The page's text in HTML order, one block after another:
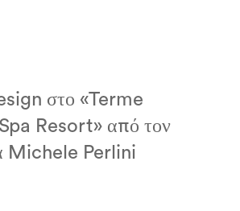
στο «Terme
Resort» από τον
Michele Perlini